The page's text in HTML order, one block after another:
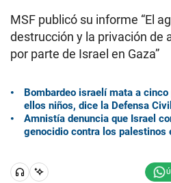
MSF publicó su informe “El
destrucción y la privación de
por parte de Israel en Gaza”
Bombardeo israelí mata a
ellos niños, dice la Defensa Civil
Amnistía denuncia que Israel
genocidio contra los palestinos